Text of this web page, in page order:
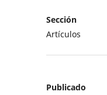
Sección
Artículos
Publicado